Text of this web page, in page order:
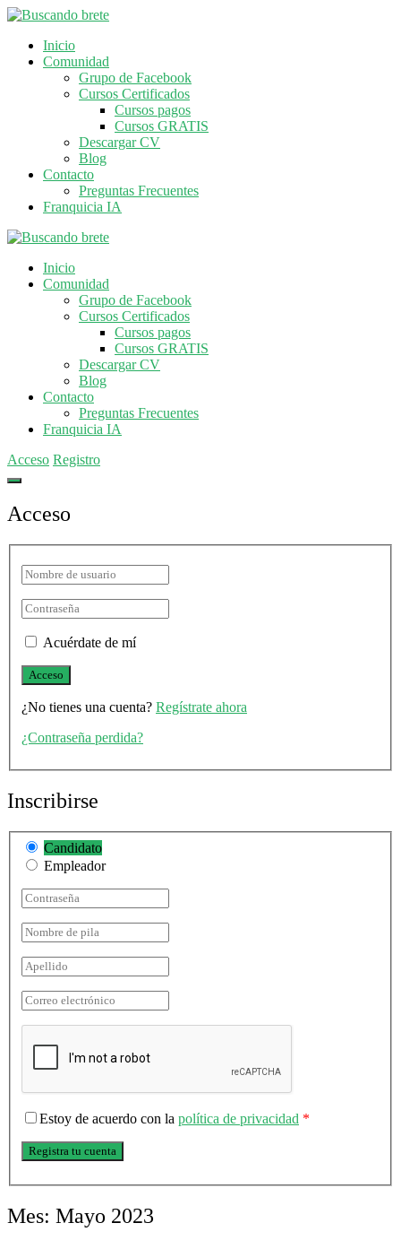
Inicio
Comunidad
Grupo de Facebook
Cursos Certificados
Cursos pagos
Cursos GRATIS
Descargar CV
Blog
Contacto
Preguntas Frecuentes
Franquicia IA
Inicio
Comunidad
Grupo de Facebook
Cursos Certificados
Cursos pagos
Cursos GRATIS
Descargar CV
Blog
Contacto
Preguntas Frecuentes
Franquicia IA
Acceso Registro
Acceso
Acuérdate de mí
¿No tienes una cuenta? Regístrate ahora
¿Contraseña perdida?
Inscribirse
Candidato
Empleador
Estoy de acuerdo con la política de privacidad *
Mes: Mayo 2023